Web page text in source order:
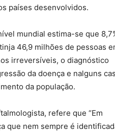
países desenvolvidos.
mundial estima-se que
46,9 milhões de pessoas
irreversíveis, o diagnóstico
da doença e nalguns
da população.
refere que “Em
que nem sempre é